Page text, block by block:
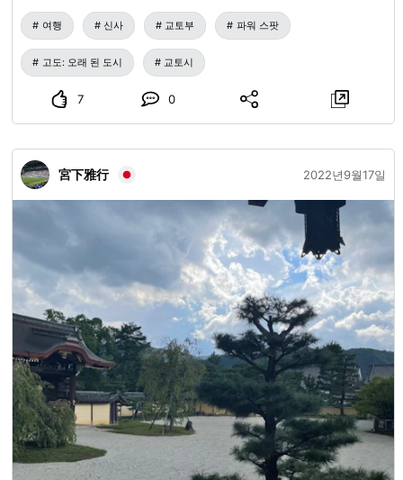
즈마사로 쓰여진 진씨의 자존심과 나머지 부분을 울트라 C로
읽었다. 양잠은 하타 씨가 일본에 가져온 것 중 하나입니다. 그
래서 누에를 모시는 신사가 있습니다. 원래는 #키지마 신사고
노시마진자." "계승 일본 키지마"에서는 "키지마 신"으로 쓰여
있습니다. "후시미 이나리, 이시미즈 야와타, 키지마는 사람들
이 방문하지 않는다"고 기록되어 있으며, 사람들이 끊임없이
방문하고 있다고 기록되어 있습니다. 여기에는 담수 연못도있
었습니다. 현재는 시모가모 신사의 숲으로 이사했다고 합니
다. 특히 주목할 만한 것은 세 개의 도리이가 쌓여 있다는 것입
Netrian Christianity가 일본에 와서 진씨와 관련이 있다는 사
실의 잔재라고합니다." 있다. 이 시기에 불교와 기독교가 일본
에 새로 도입되었다는 설이 있는데, 어느 중앙 정부가 채택해
야 하는지에 대한 논쟁이 있었습니다. 진 씨는 기독교를 홍보
해 온 것 같습니다. 진씨 일족의 족장 진허성의 지원을 받은 쇼
토쿠 왕자는 마구간에서 태어났고, 그리스도와 같은 에피소드
가 있다. 수수께끼가 많기 때문에 망상을 만들 수있는 깊은 신
사입니다.
여행 신사 교토부 파워 스팟
고도: 오래 된 도시 교토시
7 0
宮下雅行 2022년9월17일